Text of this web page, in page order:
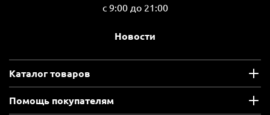
с 9:00 до 21:00
Новости
Каталог товаров
Помощь покупателям